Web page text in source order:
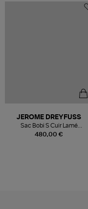
480,00 €
JEROME DREYFUSS
Sac Bobi S Cuir Lamé
Champagne